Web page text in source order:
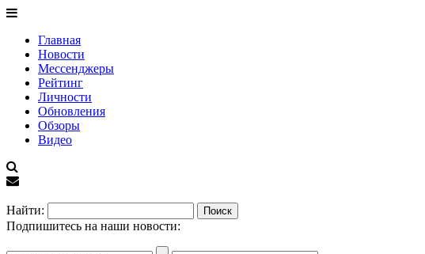
Главная
Новости
Мессенджеры
Рейтинг
Личности
Обновления
Обзоры
Видео
Найти:
Подпишитесь на наши новости: